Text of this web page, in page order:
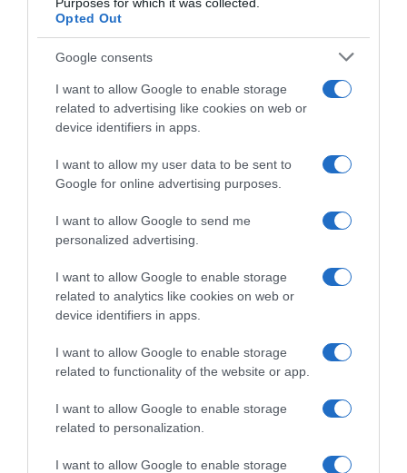
Opted Out
Google consents
I want to allow Google to enable storage
related to advertising like cookies on web or
device identifiers in apps.
I want to allow my user data to be sent to
Google for online advertising purposes.
I want to allow Google to send me
personalized advertising.
I want to allow Google to enable storage
related to analytics like cookies on web or
device identifiers in apps.
I want to allow Google to enable storage
related to functionality of the website or app.
I want to allow Google to enable storage
related to personalization.
I want to allow Google to enable storage
ΔΕΥΤΕΡΑ – ΡΕΜΟΣ ΑΝΤΩΝΗΣ
Παρακαλώ Περιμένετε...
ΕΞΑΙΡΕΣΗ – ΒΙΣΣΗ ΑΝΝΑ